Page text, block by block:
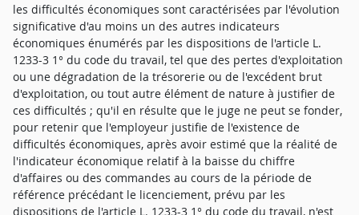
les difficultés économiques sont caractérisées par l'évolution
significative d'au moins un des autres indicateurs
économiques énumérés par les dispositions de l'article L.
1233-3 1° du code du travail, tel que des pertes d'exploitation
ou une dégradation de la trésorerie ou de l'excédent brut
d'exploitation, ou tout autre élément de nature à justifier de
ces difficultés ; qu'il en résulte que le juge ne peut se fonder,
pour retenir que l'employeur justifie de l'existence de
difficultés économiques, après avoir estimé que la réalité de
l'indicateur économique relatif à la baisse du chiffre
d'affaires ou des commandes au cours de la période de
référence précédant le licenciement, prévu par les
dispositions de l'article L. 1233-3 1° du code du travail, n'est